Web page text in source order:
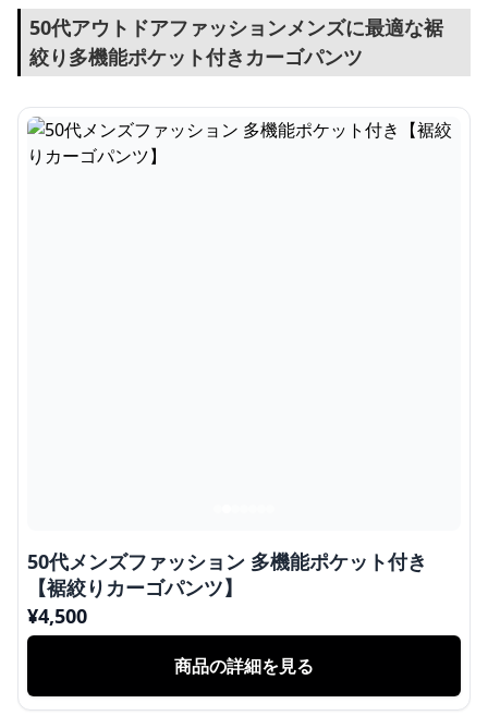
50代アウトドアファッションメンズに最適な裾
絞り多機能ポケット付きカーゴパンツ
50代メンズファッション 多機能ポケット付き
【裾絞りカーゴパンツ】
¥4,500
商品の詳細を見る